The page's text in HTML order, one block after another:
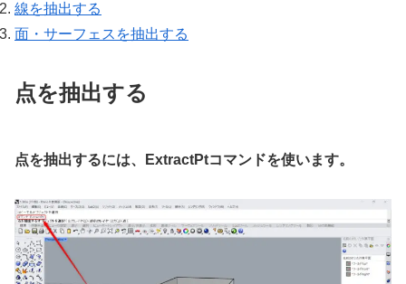
線を抽出する
面・サーフェスを抽出する
点を抽出する
点を抽出するには、ExtractPtコマンドを使います。